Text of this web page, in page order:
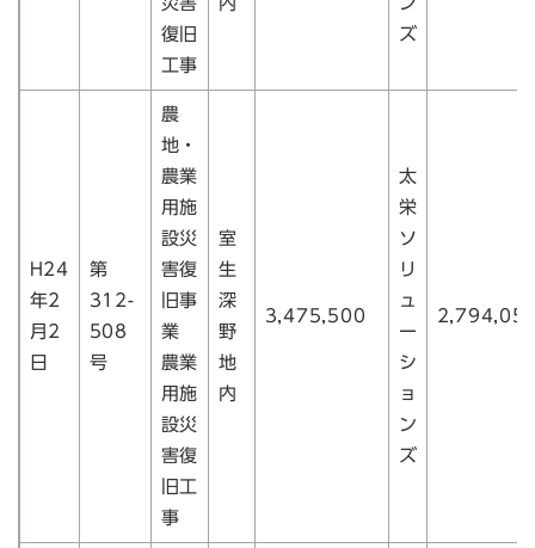
復旧
工事
ズ
H24
年2
月2
日
第
312-
508
号
農
地・
農業
用施
設災
害復
旧事
業
農業
用施
設災
害復
旧工
事
室
生
深
野
地
内
3,475,500
太
栄
ソ
リ
ュ
ー
シ
ョ
ン
ズ